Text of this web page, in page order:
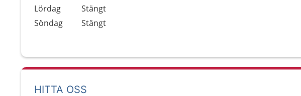
Lördag
Stängt
Söndag
Stängt
HITTA OSS